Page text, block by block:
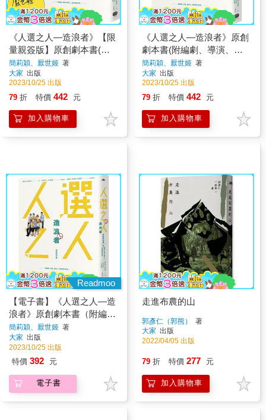
《人選之人—造浪者》【限
量親簽版】原創劇本書(附
編劇、導演、製片、演員創
作思考)
簡莉穎、厭世姬 著
大家 出版
2023/10/25 出版
79 折 特價 442 元
加入購物車
《人選之人—造浪者》原創
劇本書(附編劇、導演、製
片、演員創作思考)
簡莉穎、厭世姬 著
大家 出版
2023/10/25 出版
79 折 特價 442 元
加入購物車
Readmoo
【電子書】《人選之人—造
浪者》原創劇本書（附編
劇、導演、製片、演員創作
思考）
簡莉穎、厭世姬 著
大家 出版
2023/10/25 出版
特價 392 元
電子書
走進布農的山
郭彥仁（郭熊）
著
大家 出版
2022/04/05 出版
79 折 特價 277 元
加入購物車